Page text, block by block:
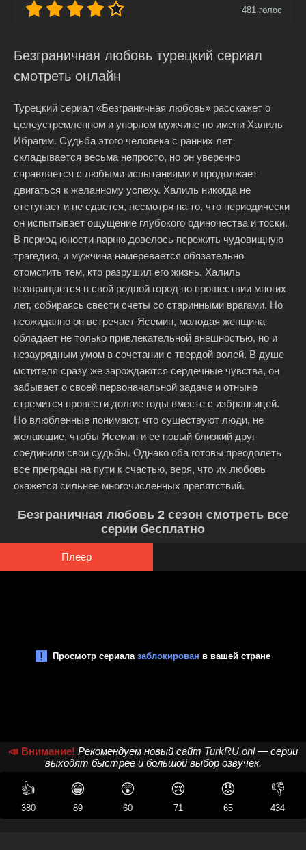
481 голос
Безграничная любовь турецкий сериал
смотреть онлайн
Турецкий сериал «Безграничная любовь» расскажет о
целеустремленном и упорном мужчине по имени Халиль
Ибрагим. Судьба этого человека с ранних лет
складывается весьма непросто, но он уверенно
справляется с любыми испытаниями и продолжает
двигаться к желанному успеху. Халиль никогда не
отступает и не сдается, несмотря на то, что периодически
он испытывает ощущение глубокого одиночества и тоски.
В период юности парню довелось пережить чудовищную
трагедию, и мужчина намеревается обязательно
отомстить тем, кто разрушил его жизнь. Халиль
возвращается в свой родной город по прошествии многих
лет, собираясь свести счеты со старинными врагами. Но
неожиданно он встречает Ясемин, молодая женщина
обладает не только привлекательной внешностью, но и
незаурядным умом в сочетании с твердой волей. В душе
мстителя сразу же зарождаются сердечные чувства, он
забывает о своей первоначальной задаче и отныне
стремится провести долгие годы вместе с избранницей.
Но влюбленные понимают, что существуют люди, не
желающие, чтобы Ясемин и ее новый близкий друг
соединили свои судьбы. Однако оба готовы преодолеть
все преграды на пути к счастью, веря, что их любовь
окажется сильнее многочисленных препятствий.
Безграничная любовь 2 сезон смотреть все
серии бесплатно
Плеер
📣 Внимание! Рекомендуем новый сайт TurkRU.onl— серии
выходят быстрее и большой выбор озвучек.
👍
380
😁
89
😲
60
😢
71
😡
65
👎
434